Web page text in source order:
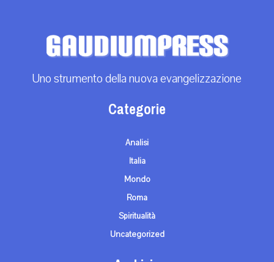
Uno strumento della nuova evangelizzazione
Categorie
Analisi
Italia
Mondo
Roma
Spiritualità
Uncategorized